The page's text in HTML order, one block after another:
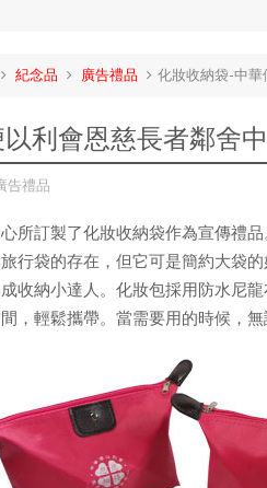
紀念品 廣告禮品 化妝收納袋-中華
利會恩慈長者鄰舍
告禮品
所訂製了化妝收納袋作為宣傳禮品
行袋的存在，但它可是簡約大袋
收納小達人。化妝包採用防水尼
，輕鬆攜帶。當需要用的時候，